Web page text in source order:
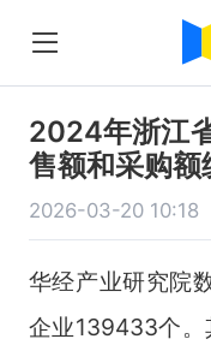
2024年浙江
售额和采购额
2026-03-20 10:18
华经产业研究院
企业139433个。